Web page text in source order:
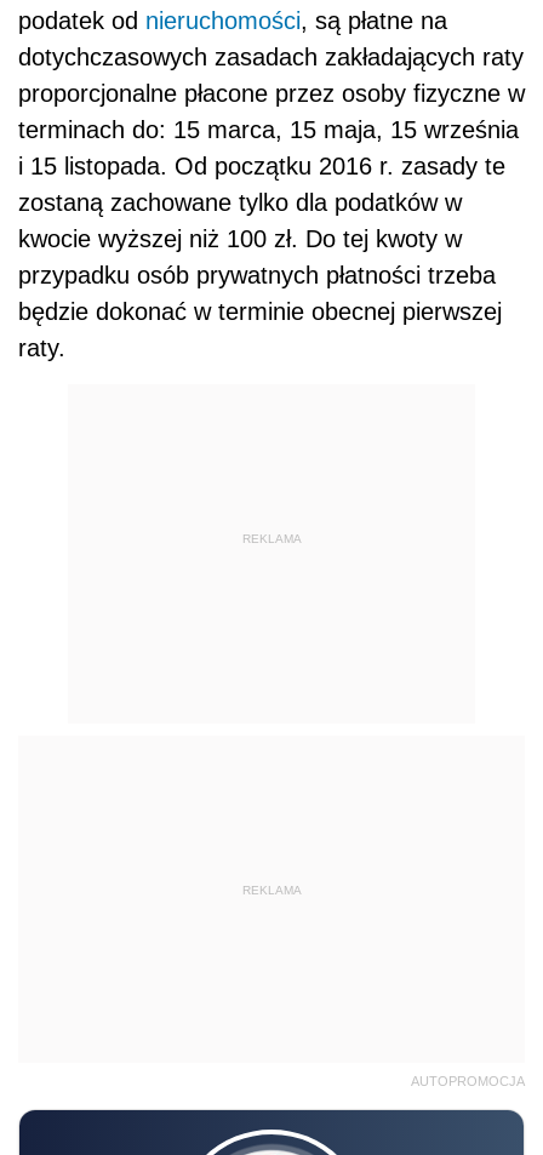
podatek od nieruchomości, są płatne na
dotychczasowych zasadach zakładających raty
proporcjonalne płacone przez osoby fizyczne w
terminach do: 15 marca, 15 maja, 15 września
i 15 listopada. Od początku 2016 r. zasady te
zostaną zachowane tylko dla podatków w
kwocie wyższej niż 100 zł. Do tej kwoty w
przypadku osób prywatnych płatności trzeba
będzie dokonać w terminie obecnej pierwszej
raty.
REKLAMA
REKLAMA
AUTOPROMOCJA